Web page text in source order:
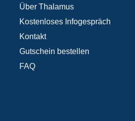
Über Thalamus
Kostenloses Infogespräch
Kontakt
Gutschein bestellen
FAQ